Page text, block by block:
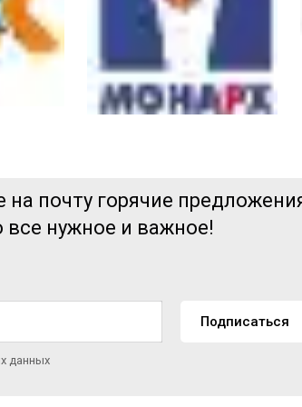
почту горячие
все нужное и важное!
Подписаться
данных